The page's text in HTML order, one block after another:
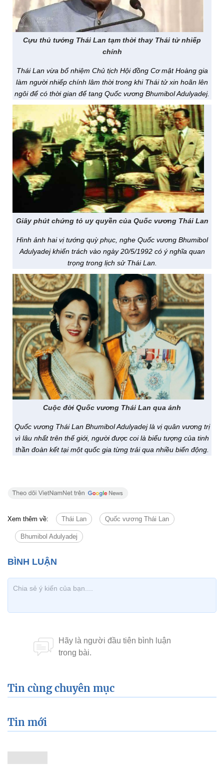
Cựu thủ tướng Thái Lan tạm thời thay Thái tử nhiếp
chính
Thái Lan vừa bổ nhiệm Chủ tịch Hội đồng Cơ mật Hoàng gia
làm người nhiếp chính lâm thời trong khi Thái tử xin hoãn lên
ngôi để có thời gian để tang Quốc vương Bhumibol Adulyadej.
Giây phút chứng tỏ uy quyền của Quốc vương Thái Lan
Hình ảnh hai vị tướng quỳ phục, nghe Quốc vương Bhumibol
Adulyadej khiển trách vào ngày 20/5/1992 có ý nghĩa quan
trọng trong lịch sử Thái Lan.
Cuộc đời Quốc vương Thái Lan qua ảnh
Quốc vương Thái Lan Bhumibol Adulyadej là vị quân vương trị
vì lâu nhất trên thế giới, người được coi là biểu tượng của tinh
thần đoàn kết tại một quốc gia từng trải qua nhiều biến động.
Xem thêm về: Thái Lan Quốc vương Thái Lan
Bhumibol Adulyadej
Tin cùng chuyên mục
Tin mới